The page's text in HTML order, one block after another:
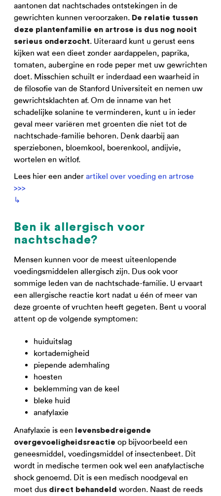
aantonen dat nachtschades ontstekingen in de
gewrichten kunnen veroorzaken. De relatie tussen
deze plantenfamilie en artrose is dus nog nooit
serieus onderzocht. Uiteraard kunt u gerust eens
kijken wat een dieet zonder aardappelen, paprika,
tomaten, aubergine en rode peper met uw gewrichten
doet. Misschien schuilt er inderdaad een waarheid in
de filosofie van de Stanford Universiteit en nemen uw
gewrichtsklachten af. Om de inname van het
schadelijke solanine te verminderen, kunt u in ieder
geval meer variëren met groenten die niet tot de
nachtschade-familie behoren. Denk daarbij aan
sperziebonen, bloemkool, boerenkool, andijvie,
wortelen en witlof.
Lees hier een ander artikel over voeding en artrose
>>>
↳
Ben ik allergisch voor
nachtschade?
Mensen kunnen voor de meest uiteenlopende
voedingsmiddelen allergisch zijn. Dus ook voor
sommige leden van de nachtschade-familie. U ervaart
een allergische reactie kort nadat u één of meer van
deze groente of vruchten heeft gegeten. Bent u vooral
attent op de volgende symptomen:
huiduitslag
kortademigheid
piepende ademhaling
hoesten
beklemming van de keel
bleke huid
anafylaxie
Anafylaxie is een
levensbedreigende
overgevoeligheidsreactie op bijvoorbeeld een
geneesmiddel, voedingsmiddel of insectenbeet. Dit
wordt in medische termen ook wel een anafylactische
shock genoemd. Dit is een medisch noodgeval en
moet dus direct behandeld worden. Naast de reeds